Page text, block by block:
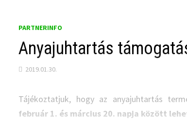
PARTNERINFO
Anyajuhtartás
2019.01.30.
Tájékoztatjuk, hogy az anyajuhtartás
február 1. és március 20. napja között